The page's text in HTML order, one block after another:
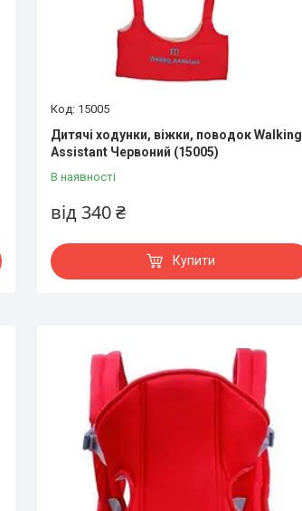
15005
Дитячі ходунки, віжки, поводок Walking
Assistant Червоний (15005)
В наявності
від 340 ₴
Купити